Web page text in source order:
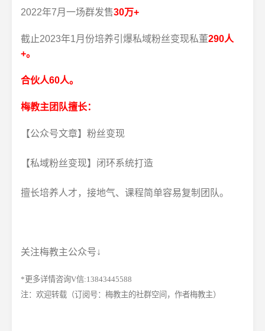
2022年7月一场群发售30万+
截止2023年1月份培养引爆私域粉丝变现私董290人
+。
合伙人60人。
梅教主团队擅长：
【公众号文章】粉丝变现
【私域粉丝变现】闭环系统打造
擅长培养人才，接地气、课程简单容易复制团队。
关注梅教主公众号↓
*更多详情咨询V信:13843445588
注：欢迎转载（订阅号：梅教主的社群空间，作者梅教主）